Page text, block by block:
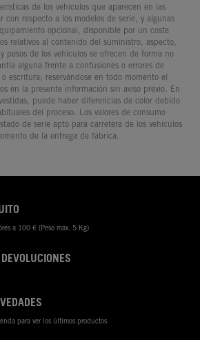
de los vehículos que aparecen en las
con respecto a los modelos de serie, y algunas
opcional, disponible por un coste
relativos al contenido del suministro, aspecto,
pesos de los vehículos se ofrecen de forma no
alguna frente a confusiones o errores de
escritura; reservándose en todo momento el
en la presente información sin aviso previo. En
puede haber diferencias de color debido
del proceso. Los valores de consumo
de serie apto para carretera de los vehículos
de la entrega de fábrica.
a 100 € (Peso máx. 5 Kg)
para ver los últimos productos